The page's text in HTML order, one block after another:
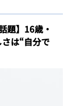
題】16歳・
は“自分で